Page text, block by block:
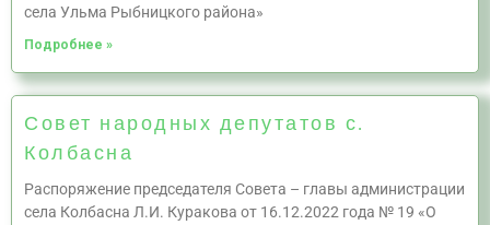
села Ульма Рыбницкого района»
Подробнее »
Совет народных депутатов с.
Колбасна
Распоряжение председателя Совета – главы администрации
села Колбасна Л.И. Куракова от 16.12.2022 года № 19 «О